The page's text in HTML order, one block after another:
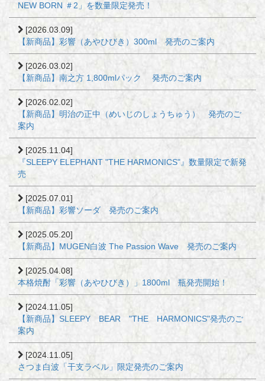
NEW BORN ＃2」を数量限定発売！
[2026.03.09]
【新商品】彩響（あやひびき）300ml 発売のご案内
[2026.03.02]
【新商品】南之方 1,800mlパック 発売のご案内
[2026.02.02]
【新商品】明治の正中（めいじのしょうちゅう） 発売のご
案内
[2025.11.04]
『SLEEPY ELEPHANT "THE HARMONICS"』数量限定で新発
売
[2025.07.01]
【新商品】彩響ソーダ 発売のご案内
[2025.05.20]
【新商品】MUGEN白波 The Passion Wave 発売のご案内
[2025.04.08]
本格焼酎「彩響（あやひびき）」1800ml 瓶発売開始！
[2024.11.05]
【新商品】SLEEPY BEAR "THE HARMONICS"発売のご
案内
[2024.11.05]
さつま白波「干支ラベル」限定発売のご案内